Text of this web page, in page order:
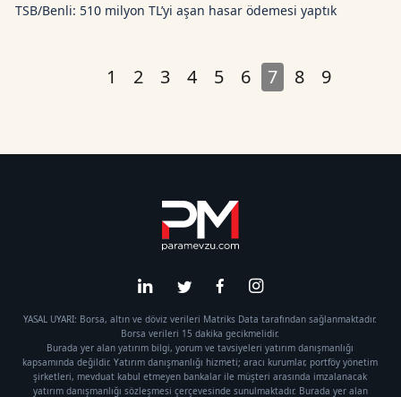
TSB/Benli: 510 milyon TL’yi aşan hasar ödemesi yaptık
1 2 3 4 5 6 7 8 9
YASAL UYARI: Borsa, altın ve döviz verileri Matriks Data tarafından sağlanmaktadır.
Borsa verileri 15 dakika gecikmelidir.
Burada yer alan yatırım bilgi, yorum ve tavsiyeleri yatırım danışmanlığı
kapsamında değildir. Yatırım danışmanlığı hizmeti; aracı kurumlar, portföy yönetim
şirketleri, mevduat kabul etmeyen bankalar ile müşteri arasında imzalanacak
yatırım danışmanlığı sözleşmesi çerçevesinde sunulmaktadır. Burada yer alan